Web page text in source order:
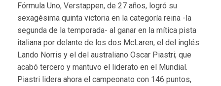
Fórmula Uno, Verstappen, de 27 años, logró su
sexagésima quinta victoria en la categoría reina -la
segunda de la temporada- al ganar en la mítica pista
italiana por delante de los dos McLaren, el del inglés
Lando Norris y el del australiano Oscar Piastri; que
acabó tercero y mantuvo el liderato en el Mundial.
Piastri lidera ahora el campeonato con 146 puntos,